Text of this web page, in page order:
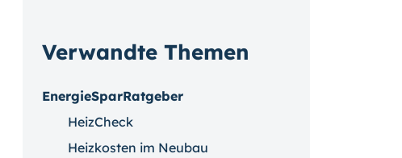
Verwandte Themen
EnergieSparRatgeber
HeizCheck
Heizkosten im Neubau